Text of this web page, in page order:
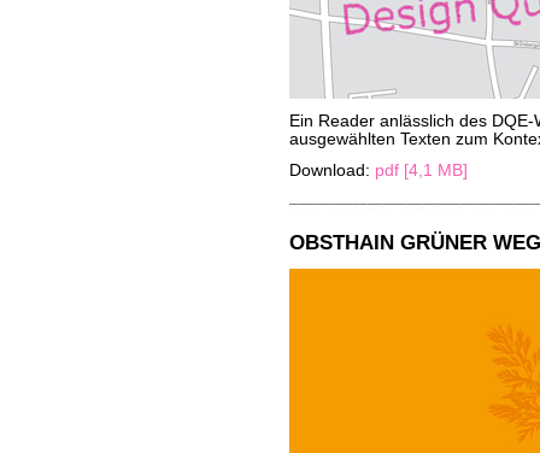
Ein Reader anlässlich des
ausgewählten Texten zum
Download: pdf [4,1 MB]
OBSTHAIN GRÜNER